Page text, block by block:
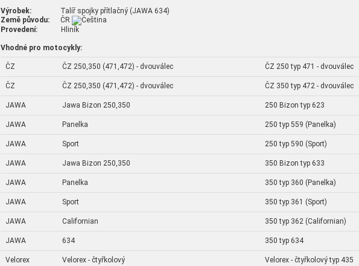
Výrobek: Talíř spojky přítlačný (JAWA 634)
Země původu: ČR
Provedení: Hliník
Vhodné pro motocykly:
ČZ ČZ 250,350 (471,472) - dvouválec ČZ 250 typ 471 - dvouválec
ČZ ČZ 250,350 (471,472) - dvouválec ČZ 350 typ 472 - dvouválec
JAWA Jawa Bizon 250,350 250 Bizon typ 623
JAWA Panelka 250 typ 559 (Panelka)
JAWA Sport 250 typ 590 (Sport)
JAWA Jawa Bizon 250,350 350 Bizon typ 633
JAWA Panelka 350 typ 360 (Panelka)
JAWA Sport 350 typ 361 (Sport)
JAWA Californian 350 typ 362 (Californian)
JAWA 634 350 typ 634
Velorex Velorex - čtyřkolový Velorex - čtyřkolový typ 435